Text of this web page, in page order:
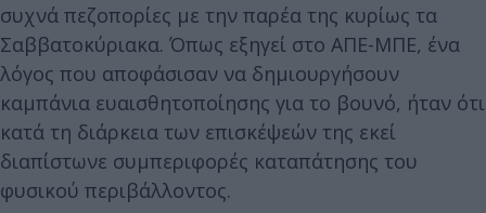
συχνά πεζοπορίες με την παρέα της κυρίως τα
Σαββατοκύριακα. Όπως εξηγεί στο ΑΠΕ-ΜΠΕ, ένα
λόγος που αποφάσισαν να δημιουργήσουν
καμπάνια ευαισθητοποίησης για το βουνό, ήταν ότι
κατά τη διάρκεια των επισκέψεών της εκεί
διαπίστωνε συμπεριφορές καταπάτησης του
φυσικού περιβάλλοντος.